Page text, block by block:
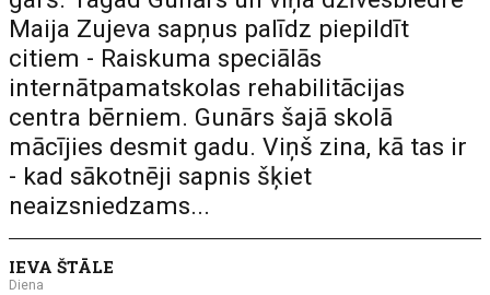
Maija Zujeva sapņus palīdz piepildīt
citiem - Raiskuma speciālās
internātpamatskolas rehabilitācijas
centra bērniem. Gunārs šajā skolā
mācījies desmit gadu. Viņš zina, kā tas ir
- kad sākotnēji sapnis šķiet
neaizsniedzams...
IEVA ŠTĀLE
Diena